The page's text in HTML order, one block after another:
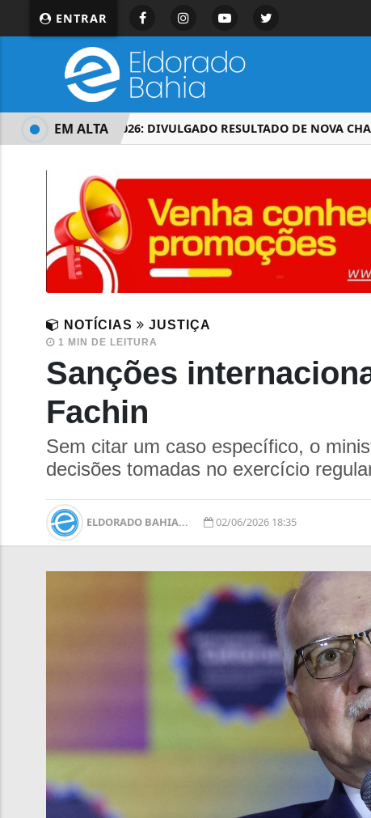
ENTRAR
PROUNI 2026: DIVULGADO RESULTADO DE NOVA
EM ALTA
NOTÍCIAS JUSTIÇA
1 MIN DE LEITURA
Sanções
Fachin
Sem citar um caso específico, o
decisões tomadas no exercício
ELDORADO BAHIA... 02/06/2026 18:35